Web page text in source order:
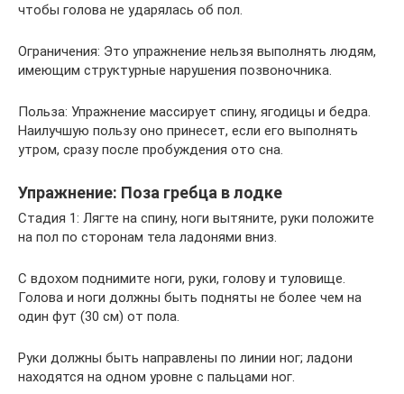
чтобы голова не ударялась об пол.
Ограничения: Это упражнение нельзя выполнять людям,
имеющим структурные нарушения позвоночника.
Польза: Упражнение массирует спину, ягодицы и бедра.
Наилучшую пользу оно принесет, если его выполнять
утром, сразу после пробуждения ото сна.
Упражнение: Поза гребца в лодке
Стадия 1: Лягте на спину, ноги вытяните, руки положите
на пол по сторонам тела ладонями вниз.
С вдохом поднимите ноги, руки, голову и туловище.
Голова и ноги должны быть подняты не более чем на
один фут (30 см) от пола.
Руки должны быть направлены по линии ног; ладони
находятся на одном уровне с пальцами ног.